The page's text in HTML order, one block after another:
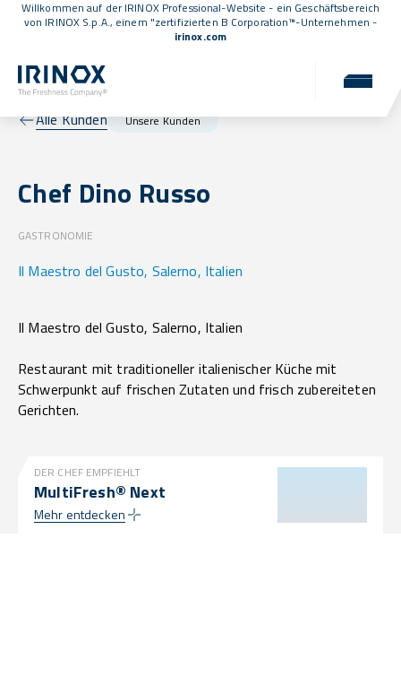
Willkommen auf der IRINOX Professional-Website - ein Geschäftsbereich
von IRINOX S.p.A., einem "zertifizierten B Corporation™-Unternehmen -
irinox.com
Alle Kunden Unsere Kunden
Chef Dino Russo
GASTRONOMIE
Il Maestro del Gusto, Salerno, Italien
Il Maestro del Gusto, Salerno, Italien
Restaurant mit traditioneller italienischer Küche mit
Schwerpunkt auf frischen Zutaten und frisch zubereiteten
Gerichten.
DER CHEF EMPFIEHLT
MultiFresh® Next
Mehr entdecken